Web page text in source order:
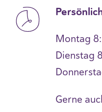
Montag
Dienstag
Gerne